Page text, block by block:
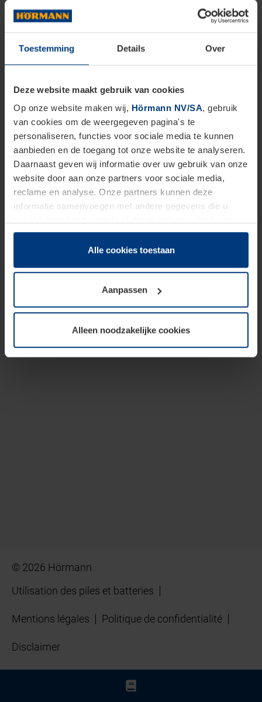
Toestemming Details Over
Deze website maakt gebruik van cookies
Op onze website maken wij, Hörmann NV/SA, gebruik
van cookies om de weergegeven pagina's te
personaliseren, functies voor sociale media te kunnen
aanbieden en de toegang tot onze website te analyseren.
Daarnaast geven wij informatie over uw gebruik van onze
website door aan onze partners voor sociale media,
reclame en analyse. Onze partners kunnen deze
informatie samenvoegen met andere gegevens die u
hun diensten hebben verzameld.
Juridisch hebben wij het recht om cookies op uw
van deze pagina's absoluut vereist is. Voor alle andere
soorten cookies is uw toestemming benodigd. Uw
toestemming kunt u op elk moment bij de uitleg van de
wijzigen of herroepen.
Alle cookies toestaan
Aanpassen
Alleen noodzakelijke cookies
© 2026 Hörmann
Utilisation des piles et batteries
Mentions légales Politique de confidentialité
Disclaimer